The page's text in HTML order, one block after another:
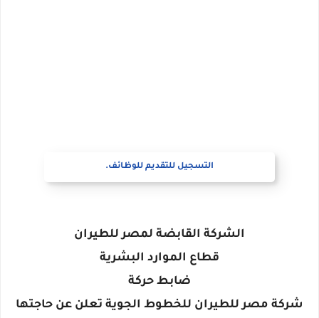
التسجيل للتقديم للوظائف.
الشركة القابضة لمصر للطيران
قطاع الموارد البشرية
ضابط حركة
شركة مصر للطيران للخطوط الجوية تعلن عن حاجتها